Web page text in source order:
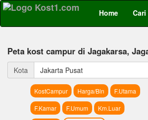
Home
Peta kost campur di Jagakarsa,
Kota Jakarta Pusat
KostCampur Harga/Bln F.Utama
F.Kamar F.Umum Km.Luar